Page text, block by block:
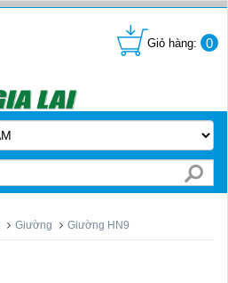
0
Giường Giường HN9